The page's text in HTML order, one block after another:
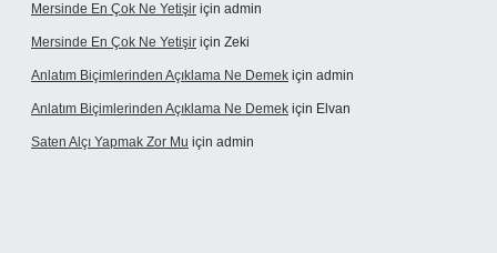
Mersinde En Çok Ne Yetişir için admin
Mersinde En Çok Ne Yetişir için Zeki
Anlatım Biçimlerinden Açıklama Ne Demek için admin
Anlatım Biçimlerinden Açıklama Ne Demek için Elvan
Saten Alçı Yapmak Zor Mu için admin